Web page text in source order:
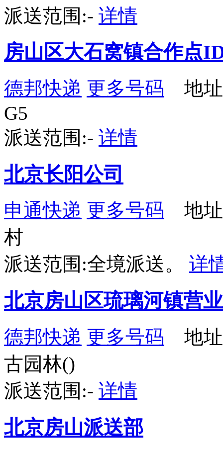
派送范围:- 详情
房山区大石窝镇合作点
德邦快递 更多号码 地址
G5
派送范围:- 详情
北京长阳公司
申通快递 更多号码 地址
村
派送范围:全境派送。 详
北京房山区琉璃河镇营
德邦快递 更多号码 地址
古园林()
派送范围:- 详情
北京房山派送部